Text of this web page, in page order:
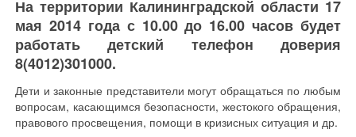
На территории Калининградской области 17
мая 2014 года с 10.00 до 16.00 часов будет
работать детский телефон доверия
8(4012)301000.
Дети и законные представители могут обращаться по любым
вопросам, касающимся безопасности, жестокого обращения,
правового просвещения, помощи в кризисных ситуация и др.